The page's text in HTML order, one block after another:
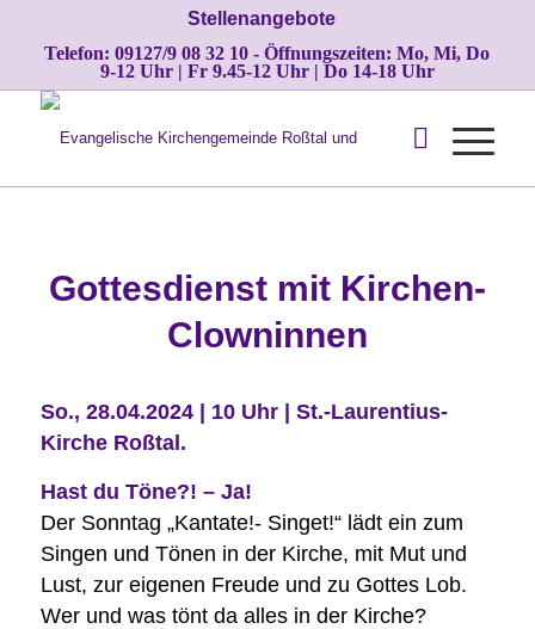
Stellenangebote
Telefon: 09127/9 08 32 10 - Öffnungszeiten: Mo, Mi, Do
9-12 Uhr | Fr 9.45-12 Uhr | Do 14-18 Uhr
Gottesdienst mit Kirchen-
Clowninnen
So., 28.04.2024 | 10 Uhr | St.-Laurentius-
Kirche Roßtal.
Hast du Töne?! – Ja!
Der Sonntag „Kantate!- Singet!“ lädt ein zum
Singen und Tönen in der Kirche, mit Mut und
Lust, zur eigenen Freude und zu Gottes Lob.
Wer und was tönt da alles in der Kirche?